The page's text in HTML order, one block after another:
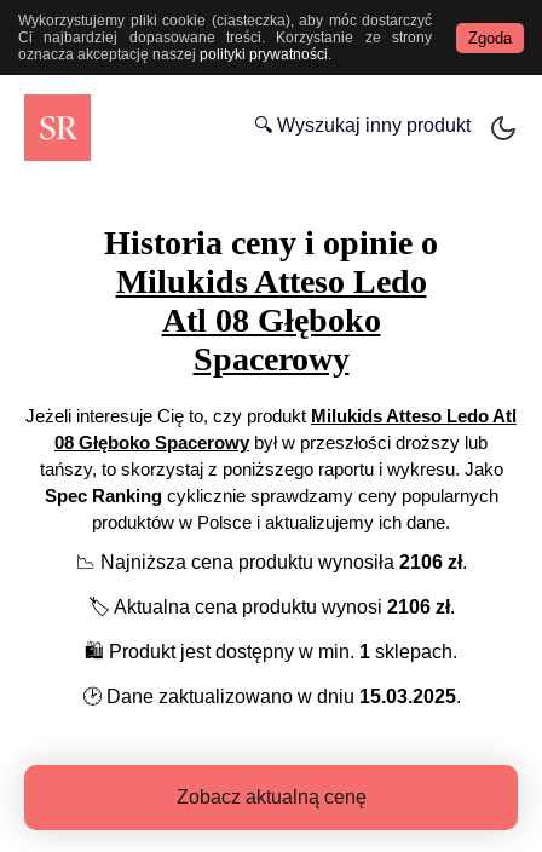
Wykorzystujemy pliki cookie (ciasteczka), aby móc dostarczyć
Ci najbardziej dopasowane treści. Korzystanie ze strony
oznacza akceptację naszej polityki prywatności.
Zgoda
🔍 Wyszukaj inny produkt
Historia ceny i opinie o
Milukids Atteso Ledo
Atl 08 Głęboko
Spacerowy
Jeżeli interesuje Cię to, czy produkt Milukids Atteso Ledo Atl
08 Głęboko Spacerowybył w przeszłości droższy lub
tańszy, to skorzystaj z poniższego raportu i wykresu. Jako
Spec Rankingcyklicznie sprawdzamy ceny popularnych
produktów w Polsce i aktualizujemy ich dane.
📉 Najniższa cena produktu wynosiła 2106zł.
🏷️ Aktualna cena produktu wynosi 2106zł.
🛍️ Produkt jest dostępny w min. 1 sklepach.
🕑Dane zaktualizowano w dniu 15.03.2025.
Zobacz aktualną cenę